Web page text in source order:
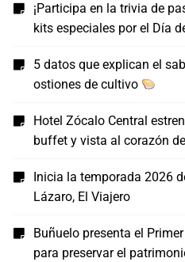
¡Participa en la trivia de
kits especiales por el Día
5 datos que explican el
ostiones de cultivo
Hotel Zócalo Central
buffet y vista al corazón
Inicia la temporada 2026
Lázaro, El Viajero
Buñuelo presenta el
para preservar el